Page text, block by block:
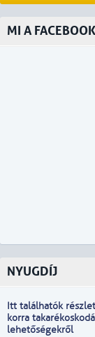
MI A
NYUGDÍJ
Itt találhatók
korra
lehetőségekről